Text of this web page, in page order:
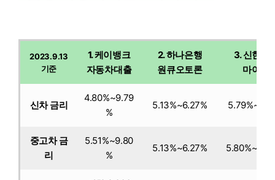
2023.9.13
기준
1. 케이뱅크
자동차대출
2. 하나은행
원큐오토론
3. 신한은
마이카
신차 금리
4.80%~9.79
%
5.13%~6.27%
중고차 금
리
5.51%~9.80
%
5.13%~6.27%